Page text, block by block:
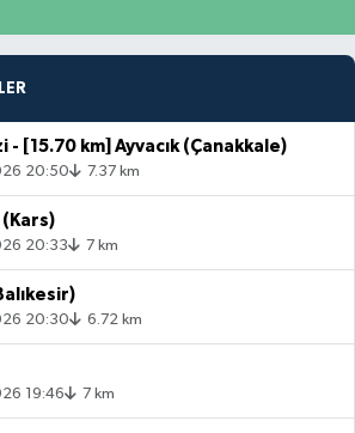
- [15.70 km] Ayvacık (Çanakkale)
20:50 7.37 km
(Kars)
20:33 7 km
20:30 6.72 km
19:46 7 km